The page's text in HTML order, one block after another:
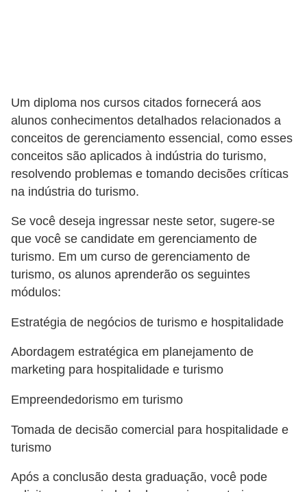
Um diploma nos cursos citados fornecerá aos
alunos conhecimentos detalhados relacionados a
conceitos de gerenciamento essencial, como esses
conceitos são aplicados à indústria do turismo,
resolvendo problemas e tomando decisões críticas
na indústria do turismo.
Se você deseja ingressar neste setor, sugere-se
que você se candidate em gerenciamento de
turismo. Em um curso de gerenciamento de
turismo, os alunos aprenderão os seguintes
módulos:
Estratégia de negócios de turismo e hospitalidade
Abordagem estratégica em planejamento de
marketing para hospitalidade e turismo
Empreendedorismo em turismo
Tomada de decisão comercial para hospitalidade e
turismo
Após a conclusão desta graduação, você pode
E
I
e
M
E
F
G
T
S
L
e
g
s
l
a
ç